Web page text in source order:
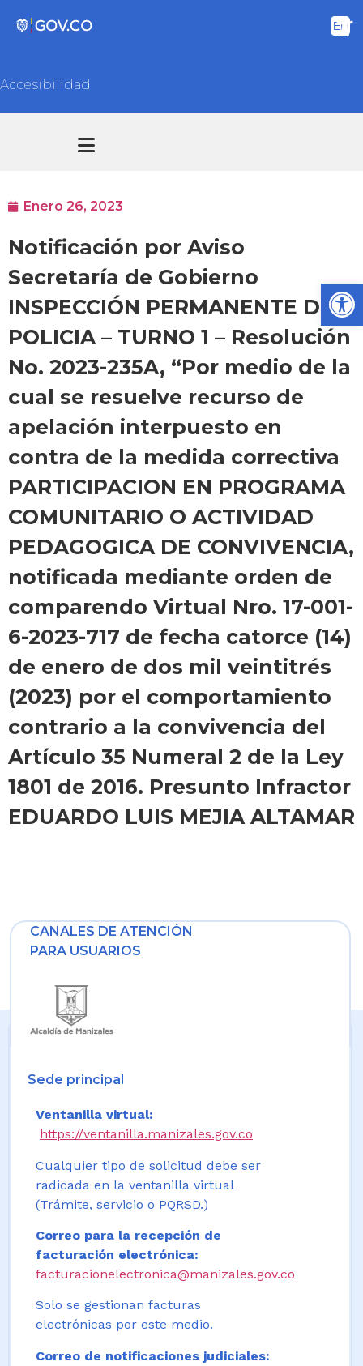
Accesibilidad
Enero 26, 2023
Notificación por Aviso
Secretaría de Gobierno
INSPECCIÓN PERMANENTE DE
POLICIA – TURNO 1 – Resolución
No. 2023-235A, “Por medio de la
cual se resuelve recurso de
apelación interpuesto en
contra de la medida correctiva
PARTICIPACION EN PROGRAMA
COMUNITARIO O ACTIVIDAD
PEDAGOGICA DE CONVIVENCIA,
notificada mediante orden de
comparendo Virtual Nro. 17-001-
6-2023-717 de fecha catorce (14)
de enero de dos mil veintitrés
(2023) por el comportamiento
contrario a la convivencia del
Artículo 35 Numeral 2 de la Ley
1801 de 2016. Presunto Infractor
EDUARDO LUIS MEJIA ALTAMAR
CANALES DE ATENCIÓN
PARA USUARIOS
Sede principal
Ventanilla virtual:
https://ventanilla.manizales.gov.co
Cualquier tipo de solicitud debe ser
radicada en la ventanilla virtual
(Trámite, servicio o PQRSD.)
Correo para la recepción de
facturación electrónica:
facturacionelectronica@manizales.gov.co
Solo se gestionan facturas
electrónicas por este medio.
Correo de notificaciones judiciales: